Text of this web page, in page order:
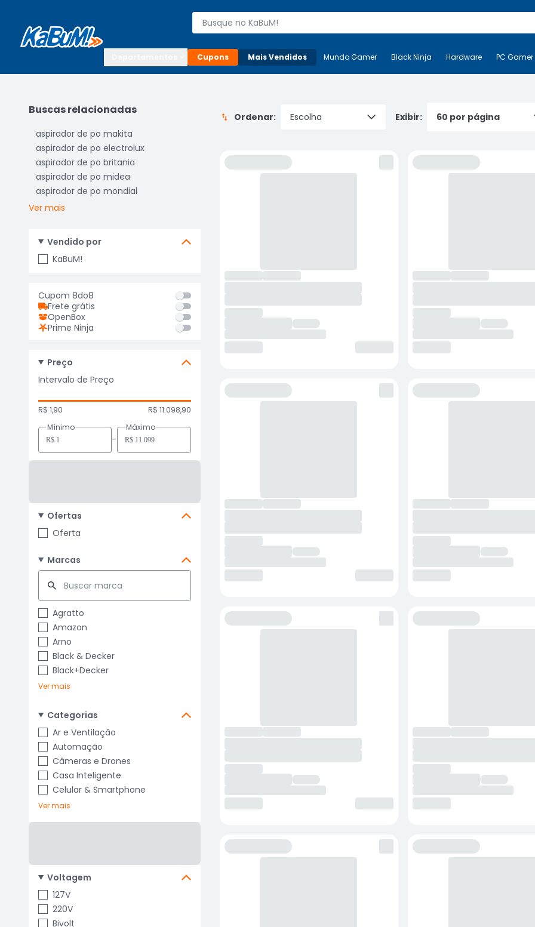
Buscar produtos
Cupons Mais Vendidos Mais-v- Mundo Gamer Black Ninja Hardware
Mundo Gamer Black Ninja Hardware PC Gamer
Buscas relacionadas
aspirador de po makita
aspirador de po electrolux
aspirador de po britania
aspirador de po midea
aspirador de po mondial
Ver mais
Vendido por
KaBuM!
Cupom 8do8
Frete grátis
OpenBox
Prime Ninja
Preço
Intervalo de Preço
R$ 1,90
R$ 11.098,90
Mínimo
-
Máximo
Ofertas
Oferta
Marcas
Agratto
Amazon
Arno
Black & Decker
Black+Decker
Ver mais
Categorias
Ar e Ventilação
Automação
Câmeras e Drones
Casa Inteligente
Celular & Smartphone
Ver mais
Voltagem
127V
220V
Bivolt
Ordenar: Exibir: